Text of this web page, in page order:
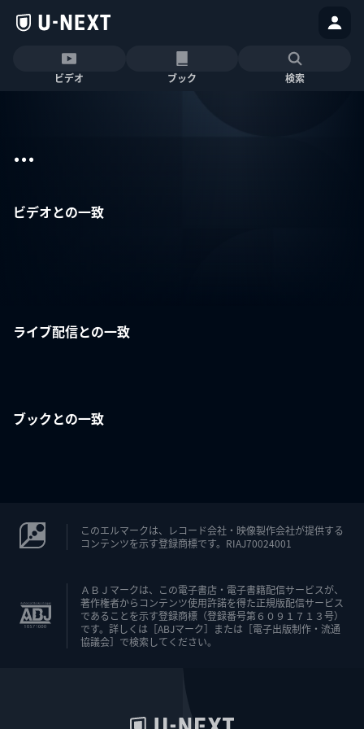
ビデオ ブック 検索
...
ビデオとの一致
ライブ配信との一致
ブックとの一致
このエルマークは、レコード会社・映像製作会社が提供する
コンテンツを示す登録商標です。RIAJ70024001
ＡＢＪマークは、この電子書店・電子書籍配信サービスが、
著作権者からコンテンツ使用許諾を得た正規版配信サービス
であることを示す登録商標（登録番号第６０９１７１３号）
です。詳しくは［ABJマーク］または［電子出版制作・流通
協議会］で検索してください。